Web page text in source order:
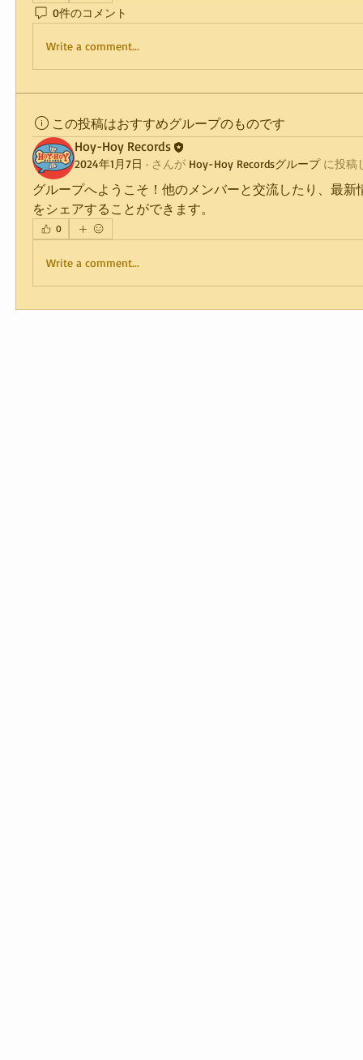
0件のコメント
Write a comment...
この投稿はおすすめグループのものです
Hoy-Hoy Records
2024年1月7日 · さんが Hoy-Hoy Recordsグループに投稿
グループへようこそ！他のメンバーと交流したり、最新
をシェアすることができます。
0
Write a comment...